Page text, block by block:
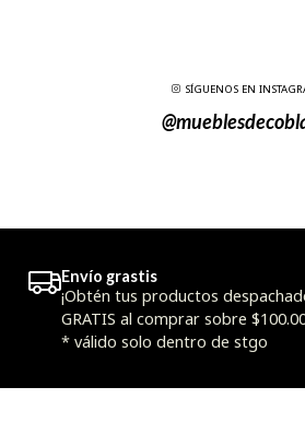
SÍGUENOS EN
Envío grastis
¡Obtén tus productos
GRATIS al comprar sobre
* válido solo dentro de stgo